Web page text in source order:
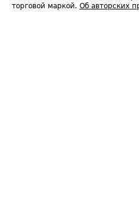
торговой маркой. Об авторских